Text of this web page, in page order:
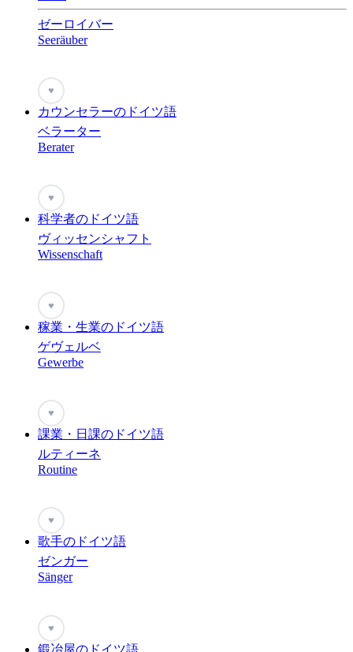
ゼーロイバー
Seeräuber
♥
カウンセラーのドイツ語
ベラーター
Berater
♥
科学者のドイツ語
ヴィッセンシャフト
Wissenschaft
♥
稼業・生業のドイツ語
ゲヴェルベ
Gewerbe
♥
課業・日課のドイツ語
ルティーネ
Routine
♥
歌手のドイツ語
ゼンガー
Sänger
♥
鍛冶屋のドイツ語